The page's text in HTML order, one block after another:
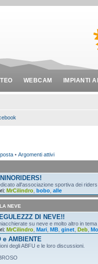
WEBCAM IMPIANTI
• Argomenti attivi
all'associazione sportiva dei
MrCilindro bobo alle
NEVE
DI NEVE!!
su neve e molto altro in
MrCilindro Mari MB ginet Deb
e AMBIENTE
degli ABFU e le loro discussioni.